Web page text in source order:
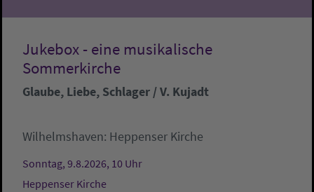
Jukebox - eine musikalische
Sommerkirche
Glaube, Liebe, Schlager / V. Kujadt
Wilhelmshaven: Heppenser Kirche
Sonntag, 9.8.2026, 10 Uhr
Heppenser Kirche